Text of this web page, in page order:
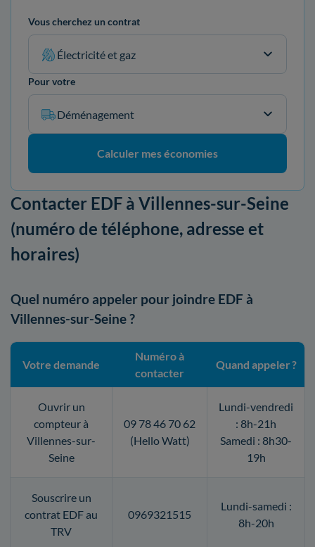
Vous cherchez un contrat
Électricité et gaz
Pour votre
Déménagement
Calculer mes économies
Contacter EDF à Villennes-sur-Seine
(numéro de téléphone, adresse et
horaires)
Quel numéro appeler pour joindre EDF à
Villennes-sur-Seine ?
Votre demande
Numéro à
contacter
Quand appeler ?
Ouvrir un
compteur à
Villennes-sur-
Seine
09 78 46 70 62
(Hello Watt)
Lundi-vendredi
: 8h-21h
Samedi : 8h30-
19h
Souscrire un
contrat EDF au
TRV
0969321515
Lundi-samedi :
8h-20h